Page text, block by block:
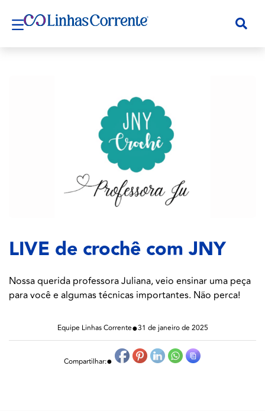
LIVE de crochê com JNY
Nossa querida professora Juliana, veio ensinar uma peça
para você e algumas técnicas importantes. Não perca!
Equipe Linhas Corrente●31 de janeiro de 2025
Compartilhar:●